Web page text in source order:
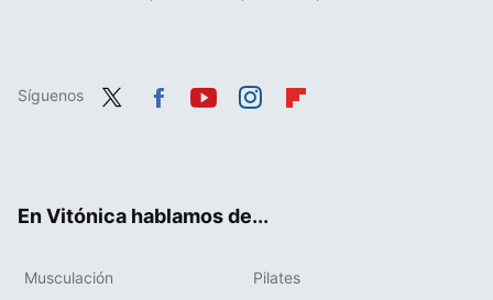
Síguenos
En Vitónica hablamos de...
Musculación Pilates